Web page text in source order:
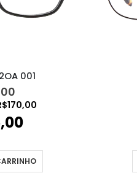
001
170,00